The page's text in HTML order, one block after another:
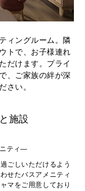
ィングルーム。隣
トで、お子様連れ
だけます。プライ
、ご家族の絆が深
さい。
施設
ニティ―
ごしいただけるよう
せたバスアメニティ
マをご用意しており